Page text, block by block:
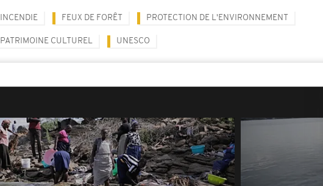
INCENDIE FEUX DE FORÊT PROTECTION DE L'ENVIRONNEMENT
PATRIMOINE CULTUREL UNESCO